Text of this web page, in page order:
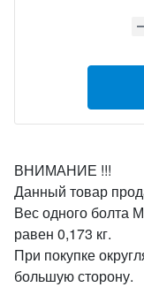
ВНИМАНИЕ !!!
Данный товар
Вес одного болта
равен 0,173 кг.
При покупке
большую сторону.